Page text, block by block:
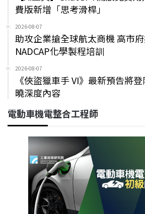
費版新增「思考滑桿」
2026-08-07
助攻企業搶全球航太商機 高市
NADCAP化學製程培訓
2026-08-07
《俠盜獵車手 VI》最新預告將
曉深度內容
電動車機電整合工程師